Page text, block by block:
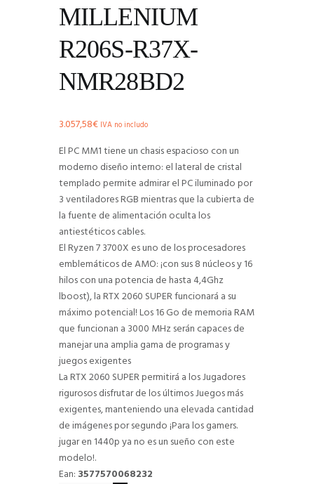
MILLENIUM
R206S-R37X-
NMR28BD2
3.057,58€ IVA no includo
El PC MM1 tiene un chasis espacioso con un
moderno diseño interno: el lateral de cristal
templado permite admirar el PC iluminado por
3 ventiladores RGB mientras que la cubierta de
la fuente de alimentación oculta los
antiestéticos cables.
El Ryzen 7 3700X es uno de los procesadores
emblemáticos de AMO: ¡con sus 8 núcleos y 16
hilos con una potencia de hasta 4,4Ghz
lboost), la RTX 2060 SUPER funcionará a su
máximo potencial! Los 16 Go de memoria RAM
que funcionan a 3000 MHz serán capaces de
manejar una amplia gama de programas y
juegos exigentes
La RTX 2060 SUPER permitirá a los Jugadores
rigurosos disfrutar de los últimos Juegos más
exigentes, manteniendo una elevada cantidad
de imágenes por segundo ¡Para los gamers.
jugar en 1440p ya no es un sueño con este
modelo!.
Ean: 3577570068232